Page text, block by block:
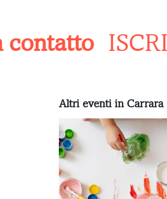
Altri eventi in Carrara